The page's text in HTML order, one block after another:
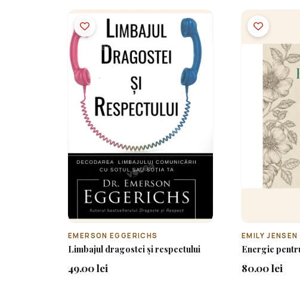
EMERSON EGGERICHS
Limbajul dragostei și respectului
49.00 lei
EMILY JENSEN
Energie
80.00 lei